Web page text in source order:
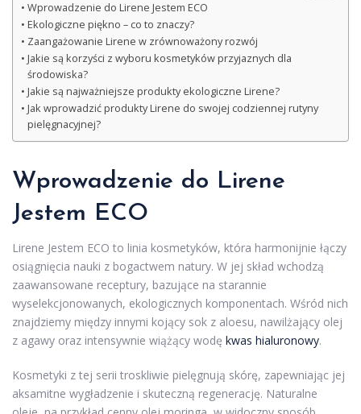
Wprowadzenie do Lirene Jestem ECO
Ekologiczne piękno – co to znaczy?
Zaangażowanie Lirene w zrównoważony rozwój
Jakie są korzyści z wyboru kosmetyków przyjaznych dla
środowiska?
Jakie są najważniejsze produkty ekologiczne Lirene?
Jak wprowadzić produkty Lirene do swojej codziennej rutyny
pielęgnacyjnej?
Wprowadzenie do Lirene
Jestem ECO
Lirene Jestem ECO to linia kosmetyków, która harmonijnie łączy
osiągnięcia nauki z bogactwem natury. W jej skład wchodzą
zaawansowane receptury, bazujące na starannie
wyselekcjonowanych, ekologicznych komponentach. Wśród nich
znajdziemy między innymi kojący sok z aloesu, nawilżający olej
z agawy oraz intensywnie wiążący wodę kwas hialuronowy.
Kosmetyki z tej serii troskliwie pielęgnują skórę, zapewniając jej
aksamitne wygładzenie i skuteczną regenerację. Naturalne